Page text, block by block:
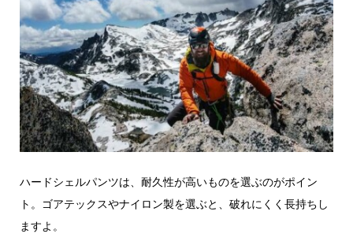
ハードシェルパンツは、耐久性が高いものを選ぶのがポイン
ト。ゴアテックスやナイロン製を選ぶと、破れにくく長持ちし
ますよ。